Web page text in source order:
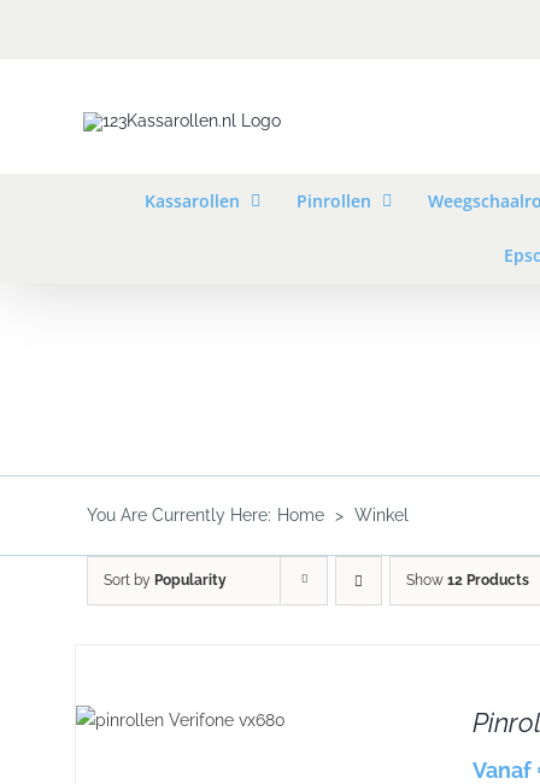
Kassarollen Pinrollen
You Are Currently Here: Home > Winkel
Sort by Popularity Show 12 Products
Vanaf